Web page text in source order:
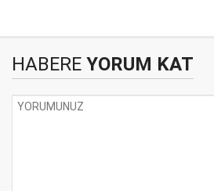
HABERE YORUM KAT